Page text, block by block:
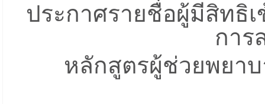
ประกาศรายชื่อผู้มีสิทธิ
กา
หลักสูตรผู้ช่วยพยา